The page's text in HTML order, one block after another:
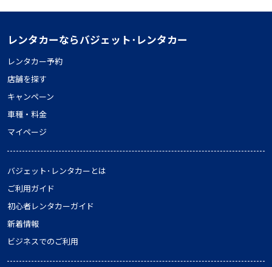
レンタカーならバジェット･レンタカー
レンタカー予約
店舗を探す
キャンペーン
車種・料金
マイページ
バジェット･レンタカーとは
ご利用ガイド
初心者レンタカーガイド
新着情報
ビジネスでのご利用